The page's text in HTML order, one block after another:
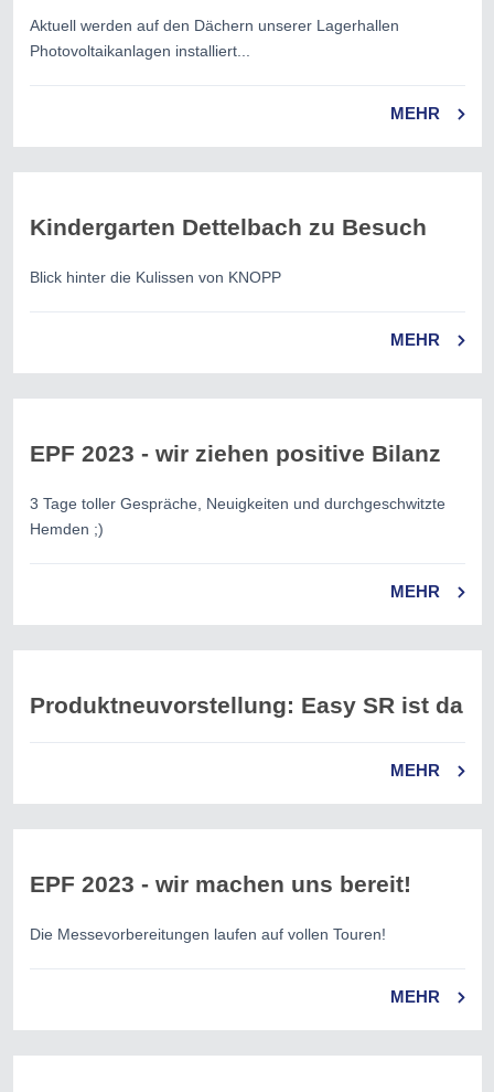
Aktuell werden auf den Dächern unserer Lagerhallen
Photovoltaikanlagen installiert...
MEHR
Kindergarten Dettelbach zu Besuch
Blick hinter die Kulissen von KNOPP
MEHR
EPF 2023 - wir ziehen positive Bilanz
3 Tage toller Gespräche, Neuigkeiten und durchgeschwitzte
Hemden ;)
MEHR
Produktneuvorstellung: Easy SR ist da
MEHR
EPF 2023 - wir machen uns bereit!
Die Messevorbereitungen laufen auf vollen Touren!
MEHR